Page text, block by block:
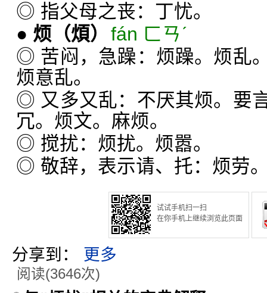
◎ 指父母之丧：丁忧。
● 烦 （煩） fán ㄈㄢˊ
◎ 苦闷，急躁：烦躁。烦乱
烦意乱。
◎ 又多又乱：不厌其烦。要
冗。烦文。麻烦。
◎ 搅扰：烦扰。烦嚣。
◎ 敬辞，表示请、托：烦劳
试试手机扫一扫
在你手机上继续浏览此页面
分享到： 更多
阅读(3646次)